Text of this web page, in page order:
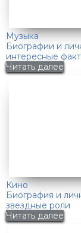
Музыка
Биографии и
интересные
Читать далее
Кино
Биография и
звездные роли
Читать далее